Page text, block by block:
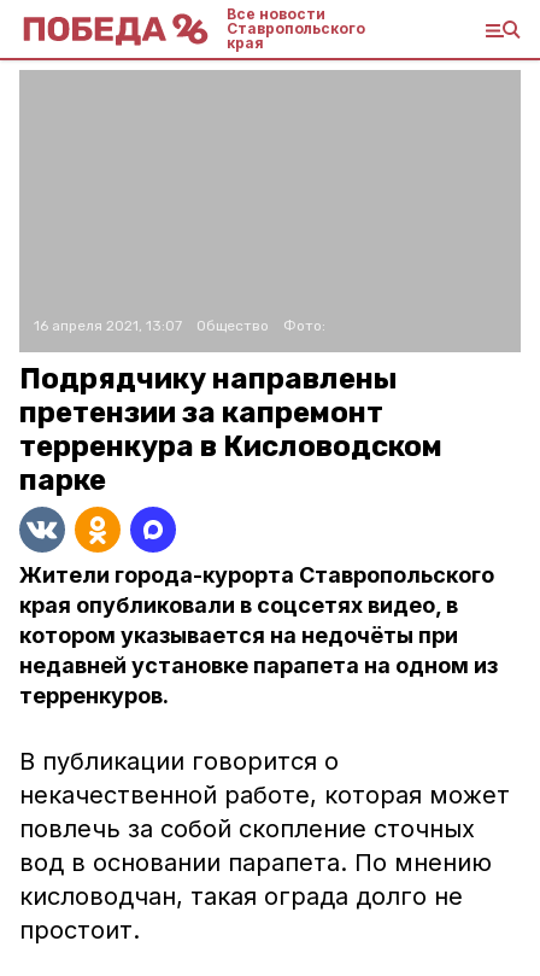
Все новости
Ставропольского
края
16 апреля 2021, 13:07 Общество Фото:
Подрядчику направлены
претензии за капремонт
терренкура в Кисловодском
парке
Жители города-курорта Ставропольского
края опубликовали в соцсетях видео, в
котором указывается на недочёты при
недавней установке парапета на одном из
терренкуров.
В публикации говорится о
некачественной работе, которая может
повлечь за собой скопление сточных
вод в основании парапета. По мнению
кисловодчан, такая ограда долго не
простоит.